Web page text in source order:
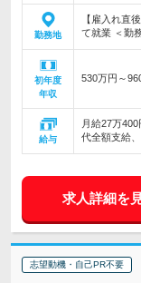
勤務地
【雇入れ直
て就業 ＜勤
初年度
年収
530万円～
給与
月給27万
代全額支給
求人詳細を
志望動機・自己PR不要